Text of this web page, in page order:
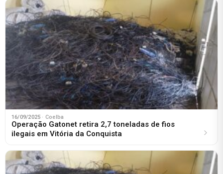
16/09/2025 · Coelba
Operação Gatonet retira 2,7 toneladas de fios
ilegais em Vitória da Conquista